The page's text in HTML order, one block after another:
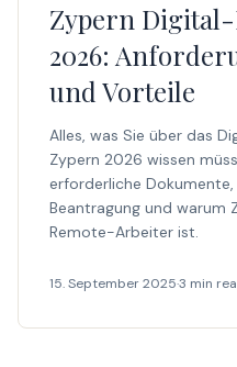
Zypern
2026:
und Vorteile
Alles, was Sie über das
Zypern 2026 wissen
erforderliche
Beantragung und warum
Remote-Arbeiter ist.
15. September 2025·3 min